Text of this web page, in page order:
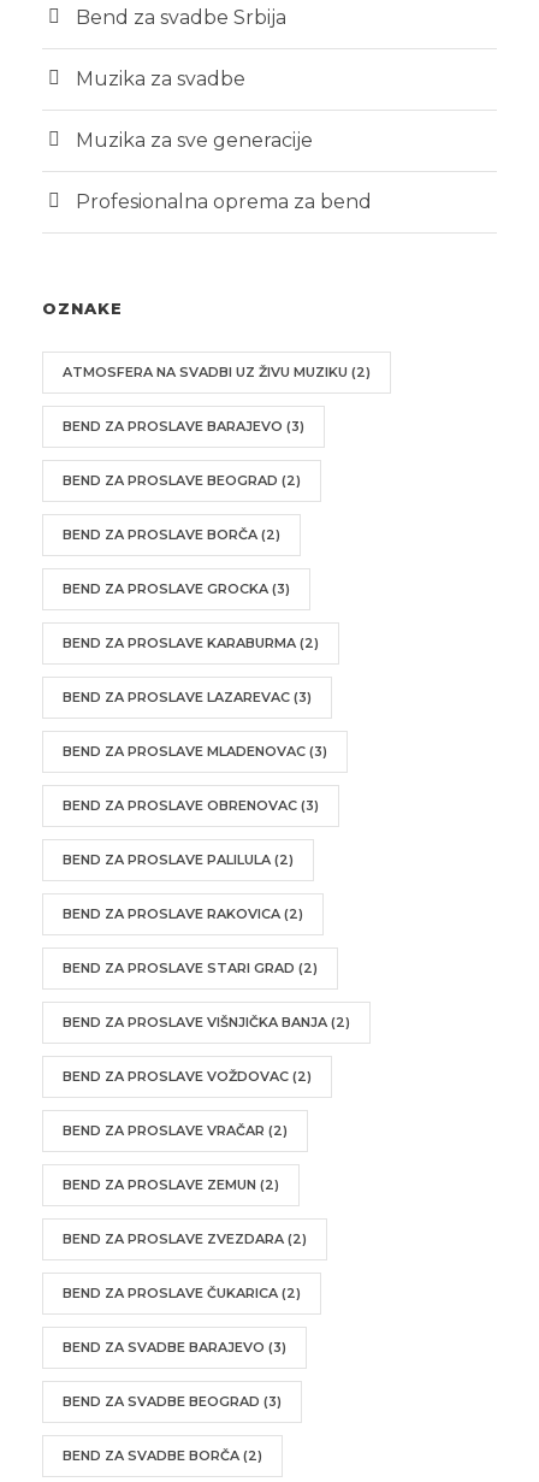
Bend za svadbe Srbija
Muzika za svadbe
Muzika za sve generacije
Profesionalna oprema za bend
OZNAKE
ATMOSFERA NA SVADBI UZ ŽIVU MUZIKU (2)
BEND ZA PROSLAVE BARAJEVO (3)
BEND ZA PROSLAVE BEOGRAD (2)
BEND ZA PROSLAVE BORČA (2)
BEND ZA PROSLAVE GROCKA (3)
BEND ZA PROSLAVE KARABURMA (2)
BEND ZA PROSLAVE LAZAREVAC (3)
BEND ZA PROSLAVE MLADENOVAC (3)
BEND ZA PROSLAVE OBRENOVAC (3)
BEND ZA PROSLAVE PALILULA (2)
BEND ZA PROSLAVE RAKOVICA (2)
BEND ZA PROSLAVE STARI GRAD (2)
BEND ZA PROSLAVE VIŠNJIČKA BANJA (2)
BEND ZA PROSLAVE VOŽDOVAC (2)
BEND ZA PROSLAVE VRAČAR (2)
BEND ZA PROSLAVE ZEMUN (2)
BEND ZA PROSLAVE ZVEZDARA (2)
BEND ZA PROSLAVE ČUKARICA (2)
BEND ZA SVADBE BARAJEVO (3)
BEND ZA SVADBE BEOGRAD (3)
BEND ZA SVADBE BORČA (2)